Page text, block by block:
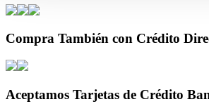
Compra También con Crédito
Aceptamos Tarjetas de Crédito